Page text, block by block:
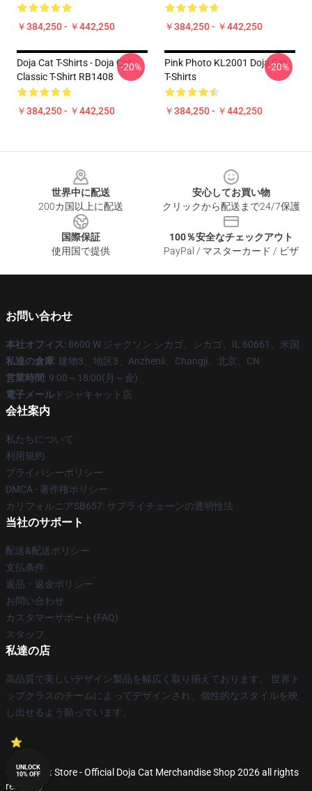
￥384,250 - ￥442,250 ￥384,250 - ￥442,250
Doja Cat T-Shirts - Doja Cat
Classic T-Shirt RB1408
￥384,250 - ￥442,250
-20%
Pink Photo KL2001 Doja Cat
T-Shirts
￥384,250 - ￥442,250
-20%
世界中に配送
200カ国以上に配送
安心してお買い物
クリックから配送まで24/7保護
国際保証
使用国で提供
100％安全なチェックアウト
PayPal / マスターカード / ビザ
お問い合わせ
本社オフィス: 8600 W ジャクソン シカゴ、シカゴ、IL 60661、米国
私達の倉庫: 建物3、地区3、Anzhenli、Changji、北京、CN
営業時間: 9:00～18:00(月～金)
電子メール ドジャキャット店
会社案内
私たちについて
利用規約
プライバシーポリシー
DMCA - 著作権ポリシー
カリフォルニアSB657: サプライチェーンの透明性法
当社のサポート
配送&配送ポリシー
支払条件
返品・返金ポリシー
お問い合わせ
カスタマーサポート(FAQ)
スタッフ
私達の店
高品質で美しいデザイン製品を幅広く取り揃えております。 世界ト
ップクラスのチームによってデザインされ、個性的なスタイルを映
し出せるよう願っています。
© Doja Cat Store - Official Doja Cat Merchandise Shop 2026 all rights
reserved
UNLOCK
10% OFF